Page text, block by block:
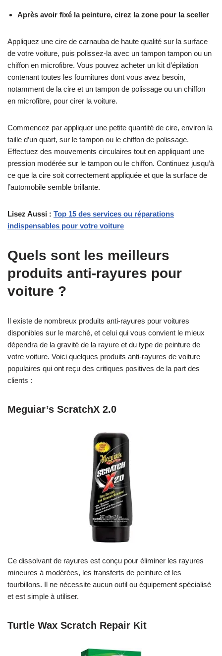
Après avoir fixé la peinture, cirez la zone pour la sceller
Appliquez une cire de carnauba de haute qualité sur la surface
de votre voiture, puis polissez-la avec un tampon tampon ou un
chiffon en microfibre. Vous pouvez acheter un kit d’épilation
contenant toutes les fournitures dont vous avez besoin,
notamment de la cire et un tampon de polissage ou un chiffon
en microfibre, pour cirer la voiture.
Commencez par appliquer une petite quantité de cire, environ la
taille d’un quart, sur le tampon ou le chiffon de polissage.
Effectuez des mouvements circulaires tout en appliquant une
pression modérée sur le tampon ou le chiffon. Continuez jusqu’à
ce que la cire soit correctement appliquée et que la surface de
l’automobile semble brillante.
Lisez Aussi : Top 15 des services ou réparations
indispensables pour votre voiture
Quels sont les meilleurs
produits anti-rayures pour
voiture ?
Il existe de nombreux produits anti-rayures pour voitures
disponibles sur le marché, et celui qui vous convient le mieux
dépendra de la gravité de la rayure et du type de peinture de
votre voiture. Voici quelques produits anti-rayures de voiture
populaires qui ont reçu des critiques positives de la part des
clients :
Meguiar’s ScratchX 2.0
Ce dissolvant de rayures est conçu pour éliminer les rayures
mineures à modérées, les transferts de peinture et les
tourbillons. Il ne nécessite aucun outil ou équipement spécialisé
et est simple à utiliser.
Turtle Wax Scratch Repair Kit